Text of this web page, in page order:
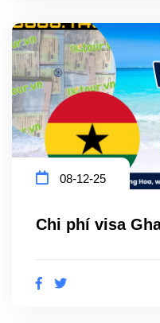
08-12-25
Chi phí visa